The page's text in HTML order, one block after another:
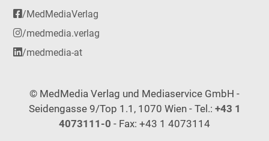
/MedMediaVerlag
/medmedia.verlag
/medmedia-at
© MedMedia Verlag und Mediaservice GmbH -
Seidengasse 9/Top 1.1, 1070 Wien - Tel.: +43 1
4073111-0 - Fax: +43 1 4073114